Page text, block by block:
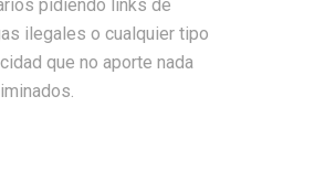
pidiendo links de
ilegales o cualquier tipo
que no aporte nada